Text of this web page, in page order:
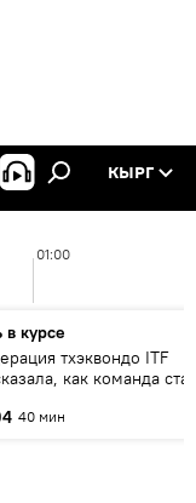
КЫРГ
01:00
в курсе
тхэквондо ITF
как команда
40 мин